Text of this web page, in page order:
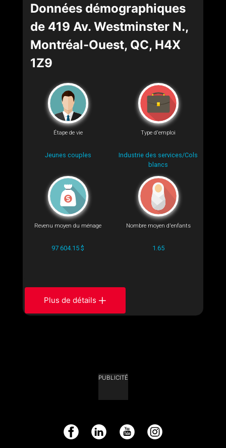
Données démographiques
de 419 Av. Westminster N.,
Montréal-Ouest, QC, H4X
1Z9
Étape de vie
Jeunes couples
Type d'emploi
Industrie des services/Cols
blancs
Revenu moyen du ménage
97 604.15 $
Nombre moyen d'enfants
1.65
Plus de détails
PUBLICITÉ
Facebook LinkedIn YouTube Instagram